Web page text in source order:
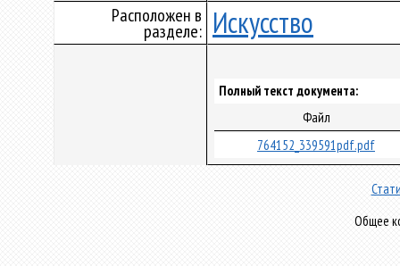
Расположен в
разделе: Искусство
Полный текст документа:
Файл
764152_339591pdf.pdf
Общее